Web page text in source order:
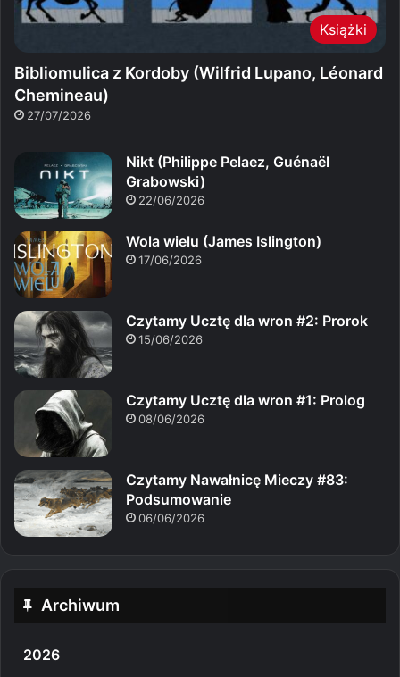
Książki
Bibliomulica z Kordoby (Wilfrid Lupano, Léonard
Chemineau)
27/07/2026
Nikt (Philippe Pelaez, Guénaël
Grabowski)
22/06/2026
Wola wielu (James Islington)
17/06/2026
Czytamy Ucztę dla wron #2: Prorok
15/06/2026
Czytamy Ucztę dla wron #1: Prolog
08/06/2026
Czytamy Nawałnicę Mieczy #83:
Podsumowanie
06/06/2026
Archiwum
2026